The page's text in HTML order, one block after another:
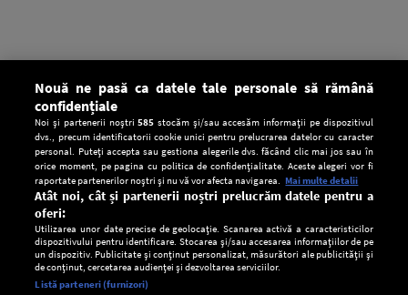
Setări:
Nouă ne pasă ca datele tale personale să rămână
confidențiale
Noi și partenerii noștri585 stocăm și/sau accesăm informații pe dispozitivul
dvs., precum identificatorii cookie unici pentru prelucrarea datelor cu caracter
personal. Puteți accepta sau gestiona alegerile dvs. făcând clic mai jos sau în
orice moment, pe pagina cu politica de confidențialitate. Aceste alegeri vor fi
raportate partenerilor noștri și nu vă vor afecta navigarea. Mai multe detalii
Atât noi, cât și partenerii noștri prelucrăm datele pentru a
oferi:
Utilizarea unor date precise de geolocație. Scanarea activă a caracteristicilor
dispozitivului pentru identificare. Stocarea și/sau accesarea informațiilor de pe
un dispozitiv. Publicitate și conținut personalizat, măsurători ale publicității și
de conținut, cercetarea audienței și dezvoltarea serviciilor.
Listă parteneri (furnizori)